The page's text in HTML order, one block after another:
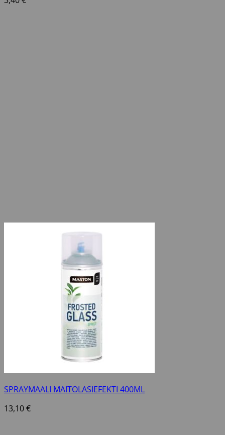
SPRAYMAALI MAITOLASIEFEKTI 400ML
13,10€